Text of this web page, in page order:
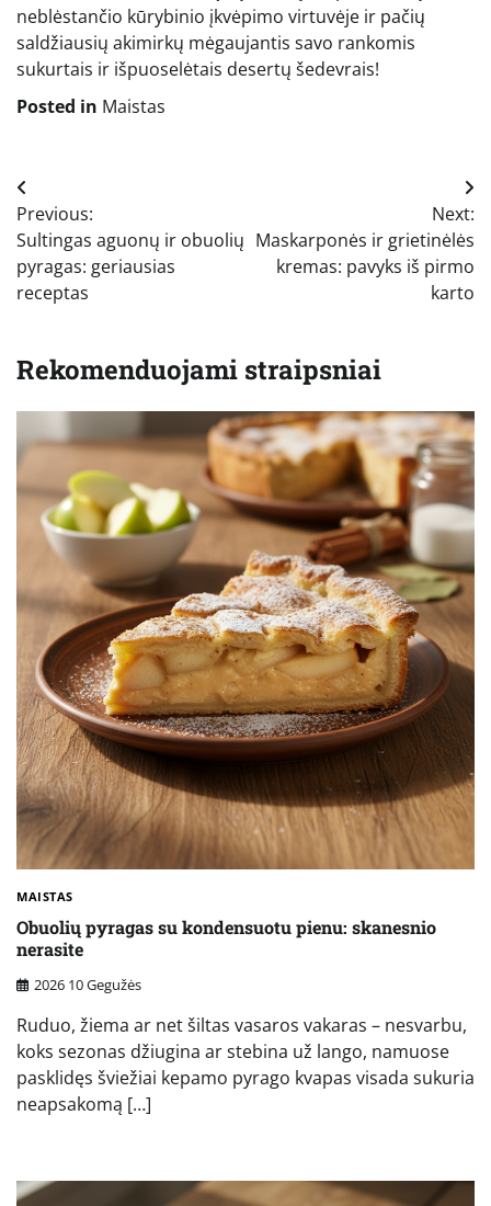
neblėstančio kūrybinio įkvėpimo virtuvėje ir pačių
saldžiausių akimirkų mėgaujantis savo rankomis
sukurtais ir išpuoselėtais desertų šedevrais!
Posted in Maistas
Navigacija
tarp
įrašų
Previous:
Sultingas aguonų ir obuolių
pyragas: geriausias
receptas
Next:
Maskarponės ir grietinėlės
kremas: pavyks iš pirmo
karto
Rekomenduojami straipsniai
MAISTAS
Obuolių pyragas su kondensuotu pienu: skanesnio
nerasite
2026 10 Gegužės
Ruduo, žiema ar net šiltas vasaros vakaras – nesvarbu,
koks sezonas džiugina ar stebina už lango, namuose
pasklidęs šviežiai kepamo pyrago kvapas visada sukuria
neapsakomą […]